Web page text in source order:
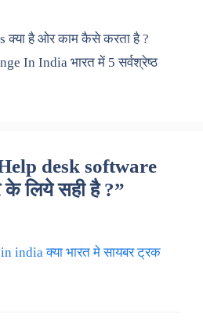
क्या है ओर काम कैसे करता है ?
In India भारत में 5 सर्वश्रेष्ठ
desk software
लिये सही है ?”
india क्या भारत मे सायबर ट्रक